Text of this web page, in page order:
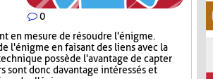
0
en mesure de résoudre l'énigme.
l'énigme en faisant des liens avec la
possède l'avantage de capter
sont donc davantage intéressés et